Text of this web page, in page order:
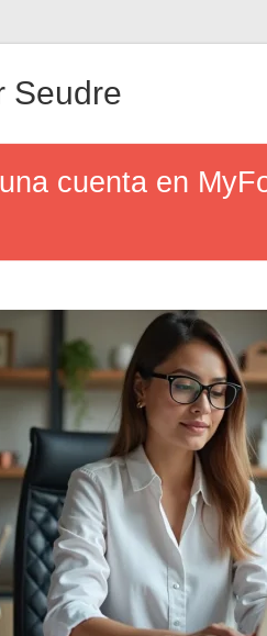
Seudre
cuenta en